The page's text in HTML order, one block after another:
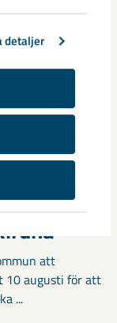
detaljer
vägen
att
10 augusti för att
...